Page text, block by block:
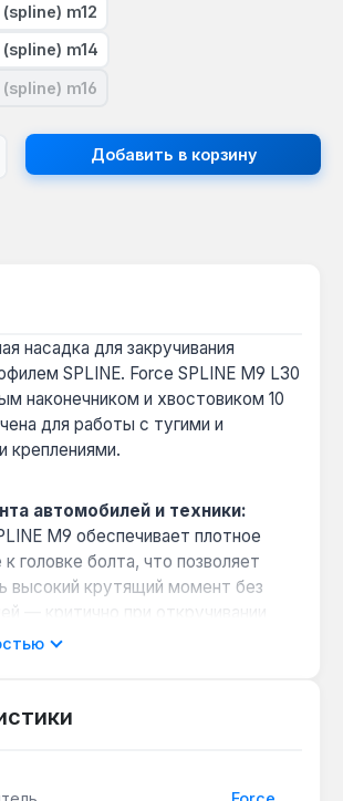
m12
m14
m16
настоящее время эта опция недоступна.)
продукта: введите
Добавить в корзину
насадка для закручивания
SPLINE. Force SPLINE M9 L30
наконечником и хвостовиком 10
для работы с тугими и
креплениями.
автомобилей и техники:
M9 обеспечивает плотное
к головке болта, что позволяет
высокий крутящий момент без
— критично при откручивании
части или двигателе.
и воротков, что позволяет